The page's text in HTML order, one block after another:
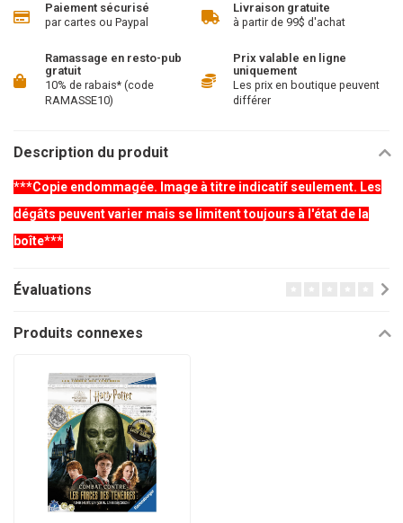
Paiement sécurisé
par cartes ou Paypal
Livraison gratuite
à partir de 99$ d'achat
Ramassage en resto-pub
gratuit
10% de rabais* (code
RAMASSE10)
Prix valable en ligne
uniquement
Les prix en boutique peuvent
différer
Description du produit
***Copie endommagée. Image à titre indicatif seulement. Les
dégâts peuvent varier mais se limitent toujours à l'état de la
boîte***
Évaluations
Produits connexes